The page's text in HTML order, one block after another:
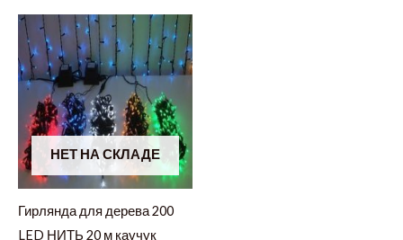
НЕТ НА СКЛАДЕ
Гирлянда для дерева 200
LED НИТЬ 20 м каучук